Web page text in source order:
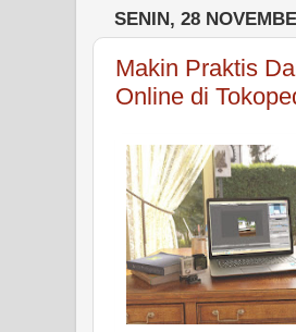
SENIN, 28
Makin Praktis
Online di